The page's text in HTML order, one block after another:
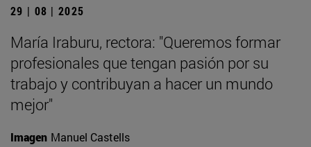
29 | 08 | 2025
María Iraburu, rectora: "Queremos formar
profesionales que tengan pasión por su
trabajo y contribuyan a hacer un mundo
mejor"
Imagen Manuel Castells